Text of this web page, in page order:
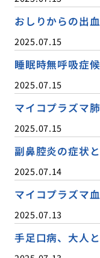
おしりからの出
2025.07.15
睡眠時無呼吸症
2025.07.15
マイコプラズマ
2025.07.15
副鼻腔炎の症状
2025.07.14
マイコプラズマ
2025.07.13
手足口病、大人